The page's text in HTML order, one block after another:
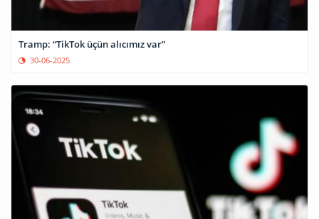
Tramp: “TikTok üçün alıcımız var”
30-06-2025